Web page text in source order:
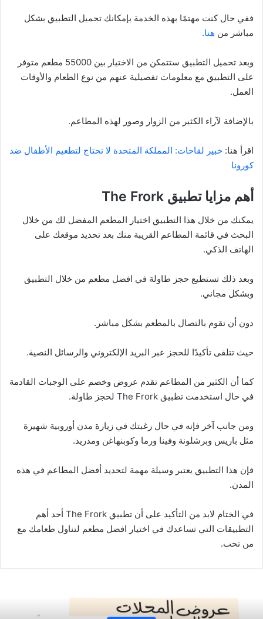
ففي حال كنت مهتمًا بهذه الخدمة بإمكانك تحميل التطبيق بشكل
مباشر من هنا.
وبعد تحميل التطبيق ستتمكن من الاختيار بين 55000 مطعم متوفر
على التطبيق مع معلومات تفصيلية عنهم من نوع الطعام والأوقات
العمل.
بالإضافة لآراء الكثير من الزوار وصور لهذه المطاعم.
اقرأ هنا: خبير لقاحات: المملكة المتحدة لا تحتاج لتطعيم الأطفال ضد
كورونا
أهم مزايا تطبيق The Frork
يمكنك من خلال هذا التطبيق اختيار المطعم المفضل لك من خلال
البحث في قائمة المطاعم القريبة منك بعد تحديد موقعك على
الهاتف الذكي.
وبعد ذلك تستطيع حجز طاولة في افضل مطعم من خلال التطبيق
وبشكل مجاني.
دون أن تقوم بالتصال بالمطعم بشكل مباشر.
حيث تتلقى تأكيدًا للحجز عبر البريد الإلكتروني والرسائل النصية.
كما أن الكثير من المطاعم تقدم عروض وخصم على الوجبات القادمة
في حال استخدمت تطبيق The Frork لحجز طاولة.
ومن جانب آخر فإنه في حال رغبتك في زيارة مدن أوروبية شهيرة
مثل باريس وبرشلونة وفينا ورما وكوبنهاغن ومدريد.
فإن هذا التطبيق يعتبر وسيلة مهمة لتحديد أفضل المطاعم في هذه
المدن.
في الختام لابد من التأكيد على أن تطبيق The Frork أحد أهم
التطبيقات التي تساعدك في اختيار افضل مطعم لتناول طعامك مع
من تحب.